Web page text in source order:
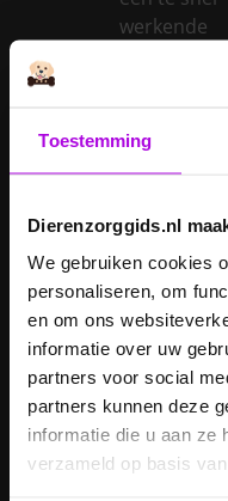
Toestemming
Dierenzorggids.nl
We gebruiken cookies
personaliseren, om
en om ons
informatie over uw
partners voor social
partners kunnen deze
informatie die u aan ze
verzameld op basis
werkende
Inentingen
Je cavia
Je hond
kan je
Je kat wordt
geopereerd
kan je
verwachten?